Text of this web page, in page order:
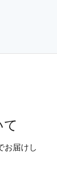
お届けし